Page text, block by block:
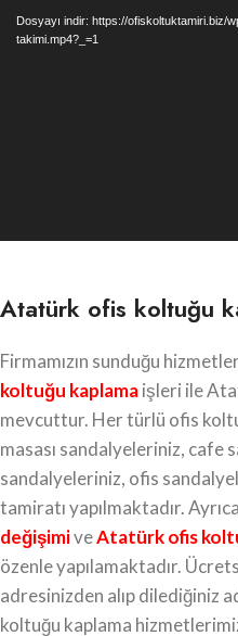
Dosyayı indir: https://ofiskoltuktamiri.biz/
takimi.mp4?_=1
Atatürk ofis koltuğu
Firmamızın sunduğu
koltuğu kaplamaişleri ile
mevcuttur. Her türlü ofis
masası sandalyeleriniz,
sandalyeleriniz, ofis
tamiratı yapılmaktadır.
değişimiveAtatürk ofis
özenle yapılamaktadır.
adresinizden alıp dilediğiniz
koltuğu kaplama